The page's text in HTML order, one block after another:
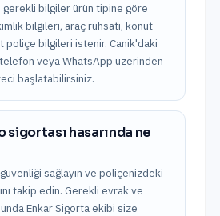
gerekli bilgiler ürün tipine göre
bilgileri, araç ruhsatı, konut
poliçe bilgileri istenir. Canik'daki
veya WhatsApp üzerinden
başlatabilirsiniz.
sigortası hasarında ne
sağlayın ve poliçenizdeki
takip edin. Gerekli evrak ve
Enkar Sigorta ekibi size